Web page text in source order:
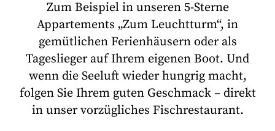
Zum Beispiel in unseren 5-Sterne
Appartements „Zum Leuchtturm“, in
gemütlichen Ferienhäusern oder als
Tageslieger auf Ihrem eigenen Boot. Und
wenn die Seeluft wieder hungrig macht,
folgen Sie Ihrem guten Geschmack – direkt
in unser vorzügliches Fischrestaurant.